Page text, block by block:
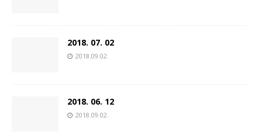
2018. 07. 02
2018.09.02.
2018. 06. 12
2018.09.02.